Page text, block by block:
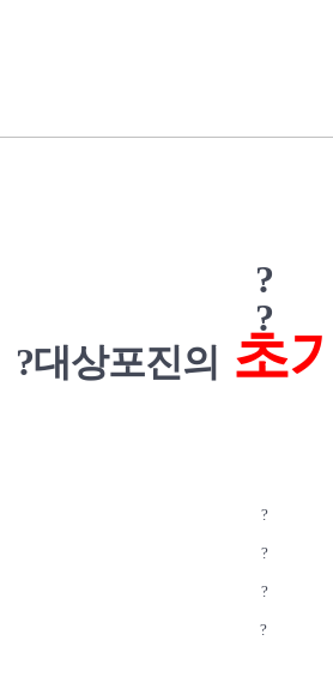
?
?
?대상포진의 초
?
?
?
?